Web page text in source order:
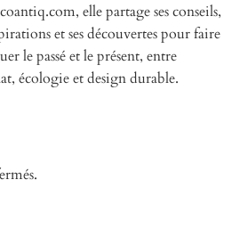
elle partage ses conseils,
et ses découvertes pour faire
le passé et le présent, entre
écologie et design durable.